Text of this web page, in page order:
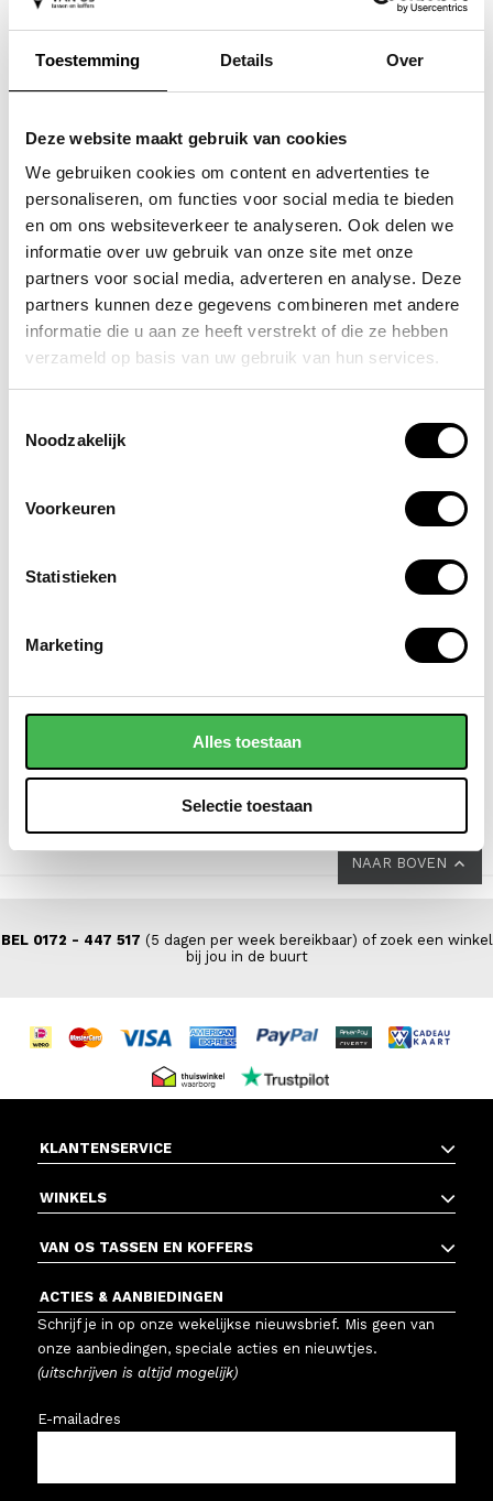
Toestemming Details Over
Deze website maakt gebruik van cookies
We gebruiken cookies om content en advertenties te
personaliseren, om functies voor social media te bieden
en om ons websiteverkeer te analyseren. Ook delen we
informatie over uw gebruik van onze site met onze
partners voor social media, adverteren en analyse. Deze
partners kunnen deze gegevens combineren met andere
informatie die u aan ze heeft verstrekt of die ze hebben
verzameld op basis van uw gebruik van hun services.
Noodzakelijk
Voorkeuren
Statistieken
Marketing
Alles toestaan
Selectie toestaan
grote schoudertas /
handtas dames birina
49,95
grote schoudertas /
handtas dames birina
49,95
POPULAIRE EN BEST VERKOCHT
koffer / trolley /
(medium) s'cure
VOOR 149,00
laptoprugzak /
15.6 inch william
NAAR BOVEN
BEL 0172 - 447 517 (5 dagen per week bereikbaar) of zoek een winkel
bij jou in de buurt
KLANTENSERVICE
WINKELS
VAN OS TASSEN EN KOFFERS
ACTIES & AANBIEDINGEN
Schrijf je in op onze wekelijkse nieuwsbrief. Mis geen van
onze aanbiedingen, speciale acties en nieuwtjes.
(uitschrijven is altijd mogelijk)
E-mailadres